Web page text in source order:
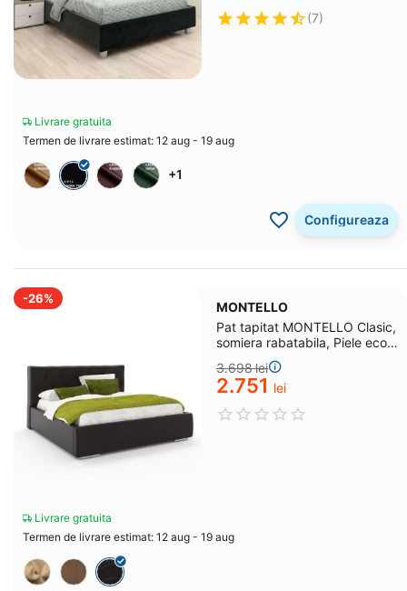
(7)
Livrare gratuita
Termen de livrare estimat: 12 aug - 19 aug
+1
Configureaza
-26%
MONTELLO
Pat tapitat MONTELLO Clasic,
somiera rabatabila, Piele eco
3.698lei
2.751 lei
Livrare gratuita
Termen de livrare estimat: 12 aug - 19 aug